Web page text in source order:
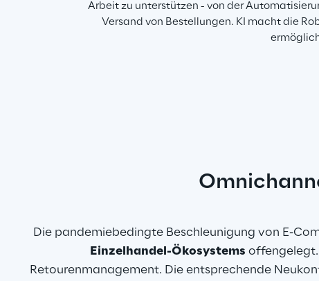
Arbeit zu unterstützen - von der
Versand von Bestellungen. KI macht die
Die pandemiebedingte Beschleunigung von E-
Einzelhandel-Ökosystems offengelegt.
Retourenmanagement. Die entsprechende